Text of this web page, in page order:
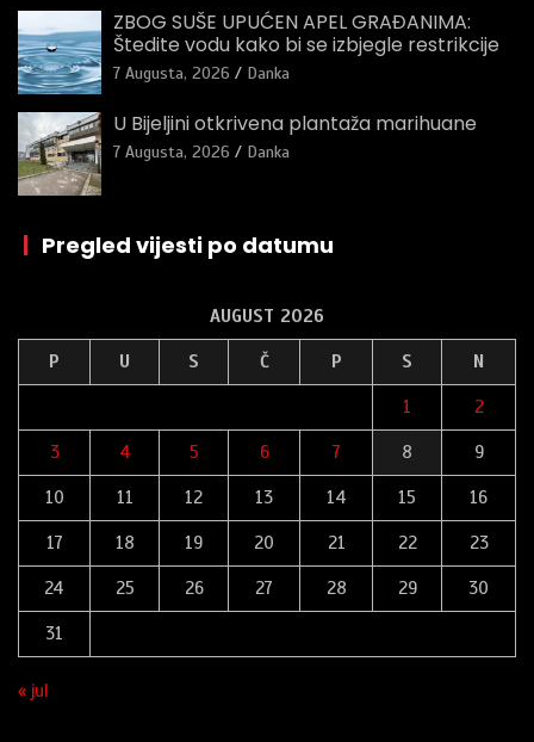
ZBOG SUŠE UPUĆEN APEL GRAĐANIMA:
Štedite vodu kako bi se izbjegle restrikcije
7 Augusta, 2026 Danka
U Bijeljini otkrivena plantaža marihuane
7 Augusta, 2026 Danka
| Pregled vijesti po datumu
AUGUST 2026
P U S Č P S N
1 2
3 4 5 6 7 8 9
10 11 12 13 14 15 16
17 18 19 20 21 22 23
24 25 26 27 28 29 30
31
« jul